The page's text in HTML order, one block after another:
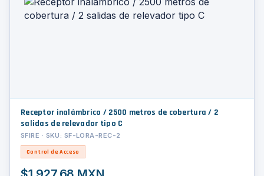
Receptor inalámbrico / 2500 metros de cobertura / 2
salidas de relevador tipo C
SFIRE · SKU: SF-LORA-REC-2
Control de Acceso